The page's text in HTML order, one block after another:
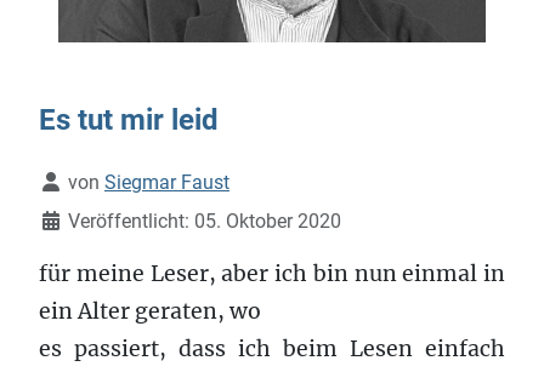
Es tut mir leid
Details
von Siegmar Faust
Veröffentlicht: 05. Oktober 2020
für meine Leser, aber ich bin nun einmal in
ein Alter geraten, wo
es passiert, dass ich beim Lesen einfach